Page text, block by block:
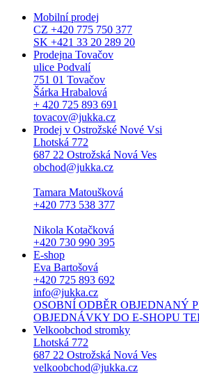
Mobilní prodej
CZ +420 775 750 377
SK +421 33 20 289 20
Prodejna Tovačov
ulice Podvalí
751 01 Tovačov
Šárka Hrabalová
+ 420 725 893 691
tovacov@jukka.cz
Prodej v Ostrožské Nové Vsi
Lhotská 772
687 22 Ostrožská Nová Ves
obchod@jukka.cz
Tamara Matoušková
+420 773 538 377
Nikola Kotačková
+420 730 990 395
E-shop
Eva Bartošová
+420 725 893 692
info@jukka.cz
OSOBNÍ ODBĚR OBJEDNANÝ
OBJEDNÁVKY DO E-SHOPU
Velkoobchod stromky
Lhotská 772
687 22 Ostrožská Nová Ves
velkoobchod@jukka.cz